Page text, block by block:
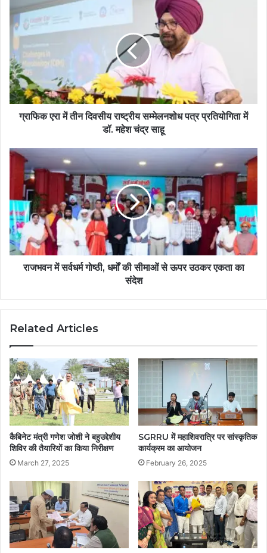
ग्राफिक एरा में तीन दिवसीय राष्ट्रीय सम्मेलनशोध पत्र प्रतियोगिता में
डॉ. महेश चंद्र साहू
राजभवन में सर्वधर्म गोष्ठी, धर्मों की सीमाओं से ऊपर उठकर एकता का
संदेश
Related Articles
कैबिनेट मंत्री गणेश जोशी ने बहुउद्देशीय
शिविर की तैयारियों का किया निरीक्षण
March 27, 2025
SGRRU में महाशिवरात्रि पर सांस्कृतिक
कार्यक्रम का आयोजन
February 26, 2025